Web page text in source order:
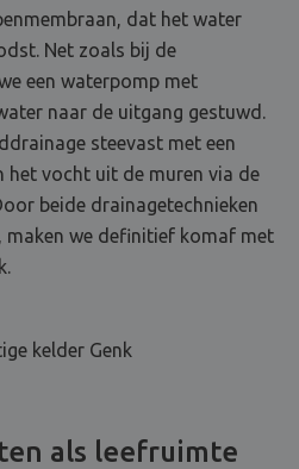
dat het water
Net zoals bij de
een waterpomp met
naar de uitgang gestuwd.
steevast met een
het vocht uit de muren via de
beide drainagetechnieken
maken we definitief komaf met
als leefruimte